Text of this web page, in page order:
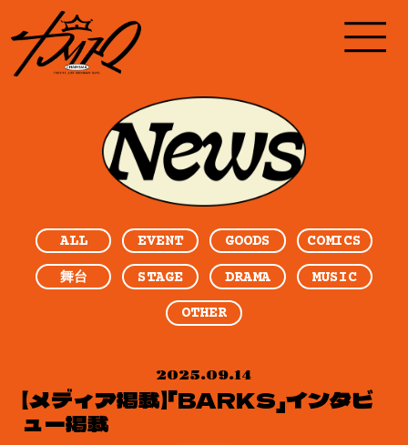
ALL EVENT GOODS COMICS
舞台 STAGE DRAMA MUSIC
OTHER
2025.09.14
【メディア掲載】「BARKS」インタビ
ュー掲載